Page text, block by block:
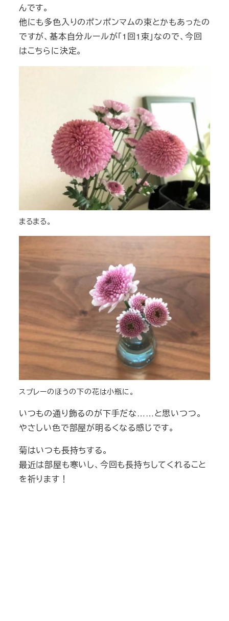
んです。
他にも多色入りのポンポンマムの束とかもあったの
ですが、基本自分ルールが「1回1束」なので、今回
はこちらに決定。
まるまる。
スプレーのほうの下の花は小瓶に。
いつもの通り飾るのが下手だな……と思いつつ。
やさしい色で部屋が明るくなる感じです。
菊はいつも長持ちする。
最近は部屋も寒いし、今回も長持ちしてくれること
を祈ります！